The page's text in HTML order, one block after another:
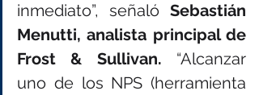
inmediato”, señaló Sebastián
Menutti, analista principal de
Frost & Sullivan. “Alcanzar
uno de los NPS (herramienta